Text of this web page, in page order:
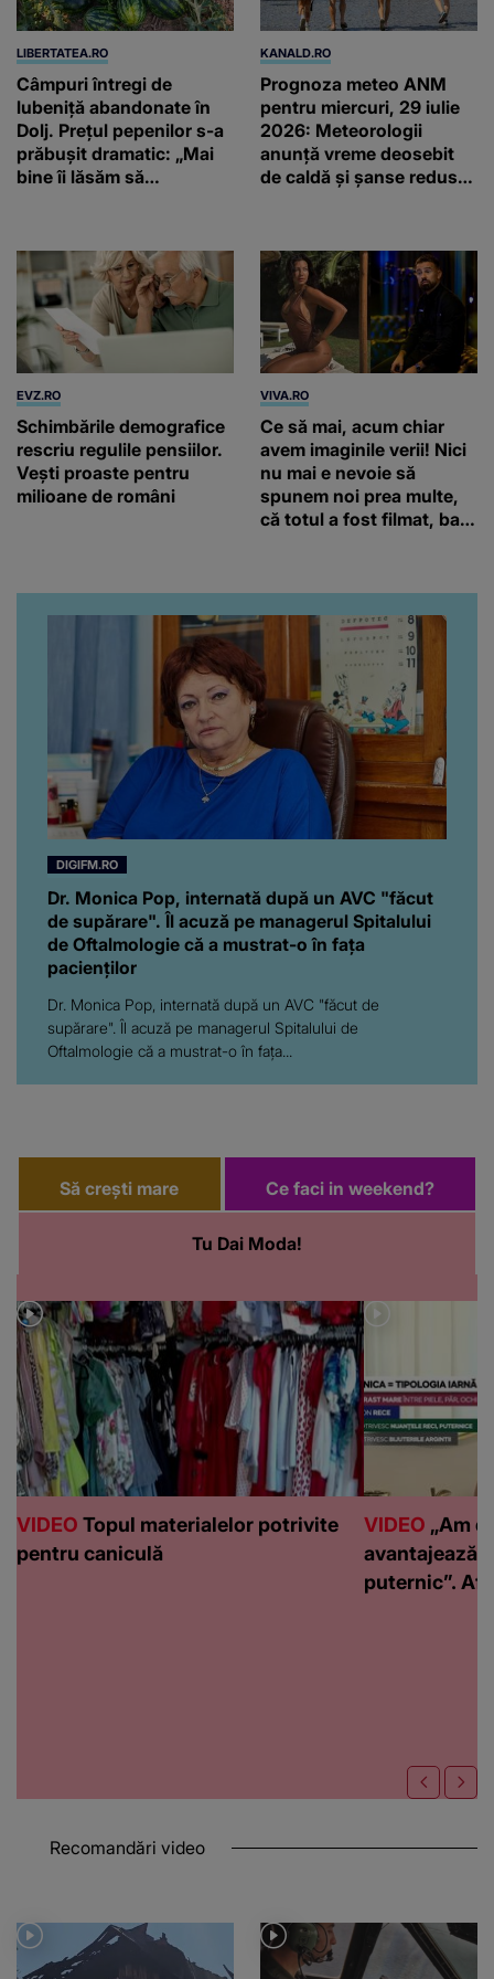
LIBERTATEA.RO
Câmpuri întregi de
lubeniță abandonate în
Dolj. Prețul pepenilor s-a
prăbușit dramatic: „Mai
bine îi lăsăm să
KANALD.RO
Prognoza meteo ANM
pentru miercuri, 29 iulie
2026: Meteorologii
anunță vreme deosebit
de caldă și șanse reduse
EVZ.RO
Schimbările demografice
rescriu regulile pensiilor.
Vești proaste pentru
milioane de români
VIVA.RO
Ce să mai, acum chiar
avem imaginile verii! Nici
nu mai e nevoie să
spunem noi prea multe,
că totul a fost filmat, ba
da, frumoasa iubită a lui
Florin Ristei e...
DIGIFM.RO
Dr. Monica Pop, internată după un AVC "făcut
de supărare". Îl acuză pe managerul Spitalului
de Oftalmologie că a mustrat-o în fața
pacienților
Dr. Monica Pop, internată după un AVC "făcut de
supărare". Îl acuză pe managerul Spitalului de
Oftalmologie că a mustrat-o în fața...
Să crești mare
Tu Dai Moda!
Ce faci in weekend?
VIDEO Topul materialelor potrivite
pentru caniculă
VIDEO „Am
avantajează
puternic”.
Recomandări video